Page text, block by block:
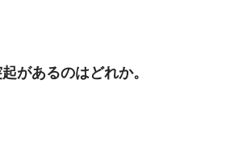
があるのはどれか。